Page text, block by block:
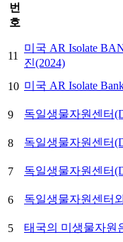
번
호
11
미국 AR Isolate
진(2024)
10 미국 AR Isolate
9
독일생물자원센터
8
독일생물자원센터
7
독일생물자원센터
6
독일생물자원센터
5
태국의 미생물자원